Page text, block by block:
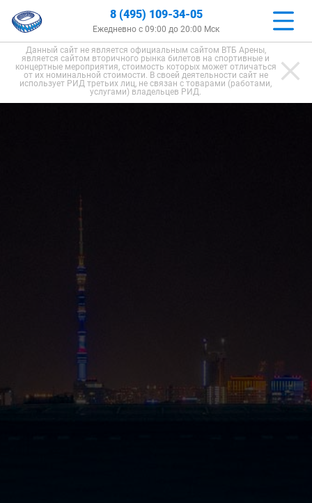
8 (495) 109-34-05
Ежедневно с 09:00 до 20:00 Мск
Данный сайт не является официальным сайтом ВТБ Арены,
является сайтом вторичного рынка билетов на спортивные и
концертные мероприятия, стоимость которых может отличаться
от их номинальной стоимости. В своей деятельности сайт не
использует РИД третьих лиц, не связан с товарами (работами,
услугами) владельцев РИД.